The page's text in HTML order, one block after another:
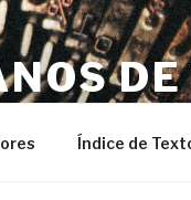
Índice de